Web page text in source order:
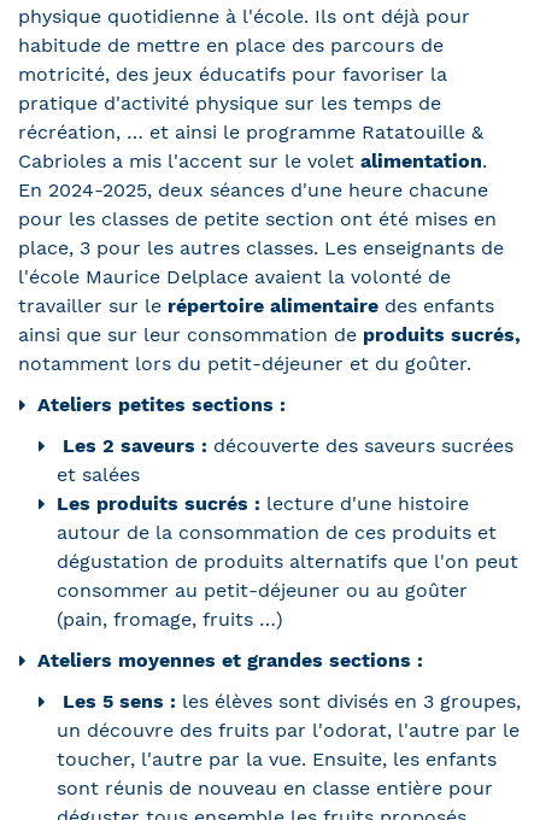
physique quotidienne à l'école. Ils ont déjà pour
habitude de mettre en place des parcours de
motricité, des jeux éducatifs pour favoriser la
pratique d'activité physique sur les temps de
récréation, … et ainsi le programme Ratatouille &
Cabrioles a mis l'accent sur le volet alimentation.
En 2024-2025, deux séances d'une heure chacune
pour les classes de petite section ont été mises en
place, 3 pour les autres classes. Les enseignants de
l'école Maurice Delplace avaient la volonté de
travailler sur le répertoire alimentaire des enfants
ainsi que sur leur consommation de produits sucrés,
notamment lors du petit-déjeuner et du goûter.
Ateliers petites sections :
Les 2 saveurs : découverte des saveurs sucrées
et salées
Les produits sucrés : lecture d'une histoire
autour de la consommation de ces produits et
dégustation de produits alternatifs que l'on peut
consommer au petit-déjeuner ou au goûter
(pain, fromage, fruits …)
Ateliers moyennes et grandes sections :
Les 5 sens : les élèves sont divisés en 3 groupes,
un découvre des fruits par l'odorat, l'autre par le
toucher, l'autre par la vue. Ensuite, les enfants
sont réunis de nouveau en classe entière pour